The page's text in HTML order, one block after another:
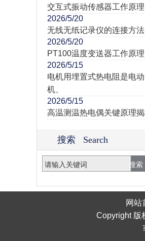
交互式振动传感器工作原理
2026/5/20
无线无纸记录仪的连接方法
2026/5/20
PT100温度变送器工作原理
2026/5/15
电机用埋置式热电阻是电动
机、
2026/5/15
高温测温热电偶关键原理
搜索 Search
网站
Copyright 版